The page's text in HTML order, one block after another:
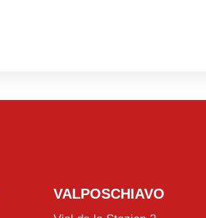
VALPOSCHIAVO